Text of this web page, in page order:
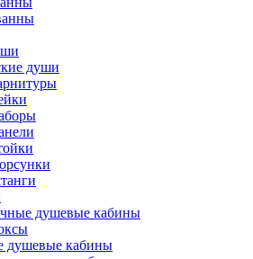
души
душевые кабины
душевые кабины